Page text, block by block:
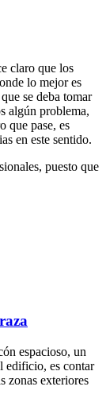
claro que los
lo mejor es
se deba tomar
algún problema,
que pase, es
en este sentido.
puesto que
espacioso, un
edificio, es contar
zonas exteriores